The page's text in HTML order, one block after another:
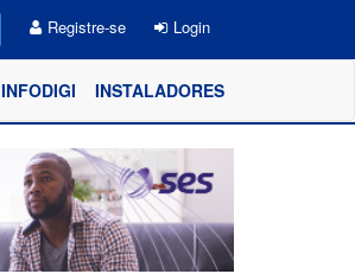
Registre-se Login
INFODIGI INSTALADORES